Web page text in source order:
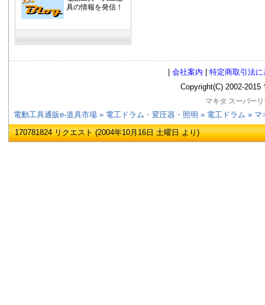
具の情報を発信！
会社案内
特定商取引法
Copyright(C) 2002-
マキタ スーパー
電動工具通販e-道具市場 » 電工ドラム・変圧器・照明 » 電工ドラム » マ
170781824 リクエスト (2004年10月16日 土曜日 より)